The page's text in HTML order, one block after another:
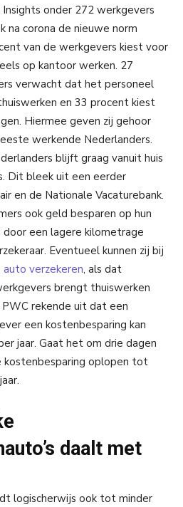
onder 272 werkgevers
corona de nieuwe norm
van de werkgevers kiest voor
op kantoor werken. 27
verwacht dat het personeel
en 33 procent kiest
Hiermee geven zij gehoor
werkende Nederlanders.
blijft graag vanuit huis
Dit bleek uit een eerder
en de Nationale Vacaturebank.
ook geld besparen op hun
een lagere kilometrage
Eventueel kunnen zij bij
auto verzekeren, als dat
brengt thuiswerken
rekende uit dat een
een kostenbesparing kan
jaar. Gaat het om drie dagen
kostenbesparing oplopen tot
daalt met
logischerwijs ook tot minder